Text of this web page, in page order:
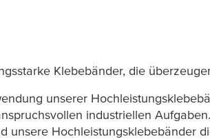
Klebebänder, die
unserer
industriellen
unsere Hochleistungsklebebänder